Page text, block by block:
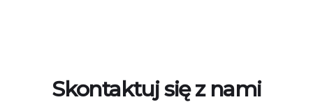
Skontaktuj się z nami